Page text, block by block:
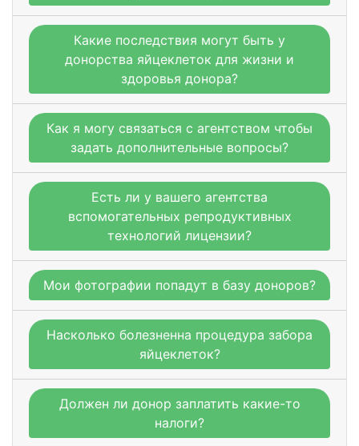
Какие последствия могут быть у
донорства яйцеклеток для жизни и
здоровья донора?
Как я могу связаться с агентством чтобы
задать дополнительные вопросы?
Есть ли у вашего агентства
вспомогательных репродуктивных
технологий лицензии?
Мои фотографии попадут в базу доноров?
Насколько болезненна процедура забора
яйцеклеток?
Должен ли донор заплатить какие-то
налоги?